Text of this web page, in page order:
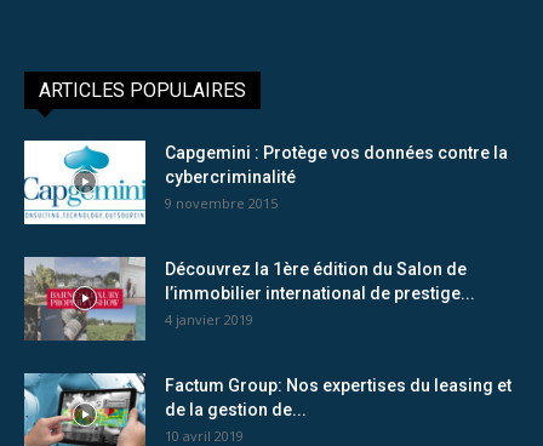
ARTICLES POPULAIRES
Capgemini : Protège vos données contre la
cybercriminalité
9 novembre 2015
Découvrez la 1ère édition du Salon de
l’immobilier international de prestige...
4 janvier 2019
Factum Group: Nos expertises du leasing et
de la gestion de...
10 avril 2019